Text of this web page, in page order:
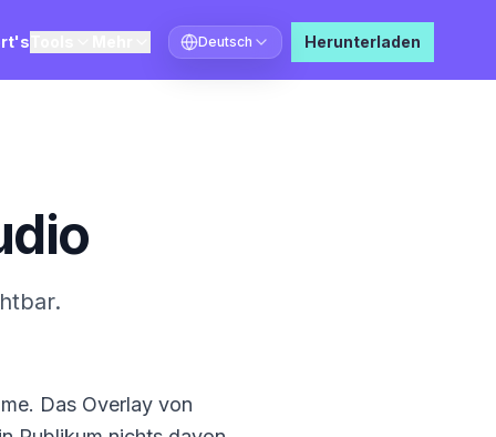
Sprache auswählen
Deutsch Herunterladen
Das Overlay von